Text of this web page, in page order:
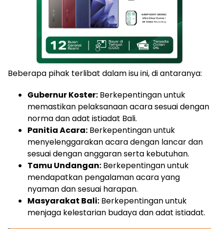
Beberapa pihak terlibat dalam isu ini, di antaranya:
Gubernur Koster: Berkepentingan untuk
memastikan pelaksanaan acara sesuai dengan
norma dan adat istiadat Bali.
Panitia Acara: Berkepentingan untuk
menyelenggarakan acara dengan lancar dan
sesuai dengan anggaran serta kebutuhan.
Tamu Undangan: Berkepentingan untuk
mendapatkan pengalaman acara yang
nyaman dan sesuai harapan.
Masyarakat Bali: Berkepentingan untuk
menjaga kelestarian budaya dan adat istiadat.